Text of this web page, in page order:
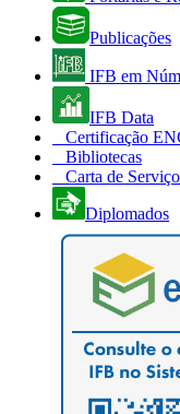
Publicações
IFB em
IFB Data
Certificação
Bibliotecas
Carta de
Diplomados